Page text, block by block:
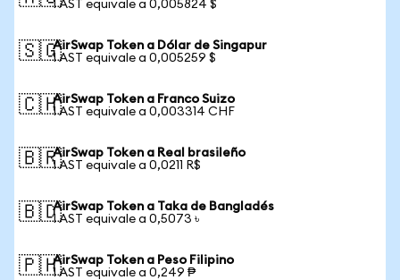
1 AST equivale a 0,005824 $
🇸🇬AirSwap Token a Dólar de Singapur
1 AST equivale a 0,005259 $
🇨🇭AirSwap Token a Franco Suizo
1 AST equivale a 0,003314 CHF
🇧🇷AirSwap Token a Real brasileño
1 AST equivale a 0,0211 R$
🇧🇩AirSwap Token a Taka de Bangladés
1 AST equivale a 0,5073 ৳
🇵🇭AirSwap Token a Peso Filipino
1 AST equivale a 0,249 ₱